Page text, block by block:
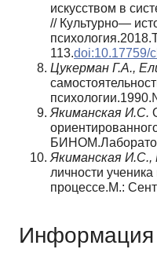
искусством в
// Культурно—
113.doi:10.17759/
Цукерман Г.А.,
Якиманская И.С.
Якиманская
личности
процессе.М.:
Информация